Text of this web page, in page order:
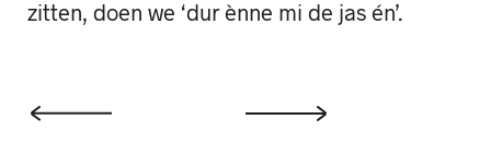
zitten, doen we ‘dur ènne mi de jas én’.